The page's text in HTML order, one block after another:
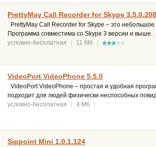
PrettyMay Call Recorder for Skype 3.5.0.208
PrettyMay Call Recorder for Skype – это
Программа совместима со Skype 3 версии и выше.
условно-бесплатная
| 11 Мб |
VideoPort VideoPhone 5.5.0
VideoPort VideoPhone – простая и удобная
подходит для людей физически неспособных
условно-бесплатная
| 4 Мб |
Sippoint Mini 1.0.1.124